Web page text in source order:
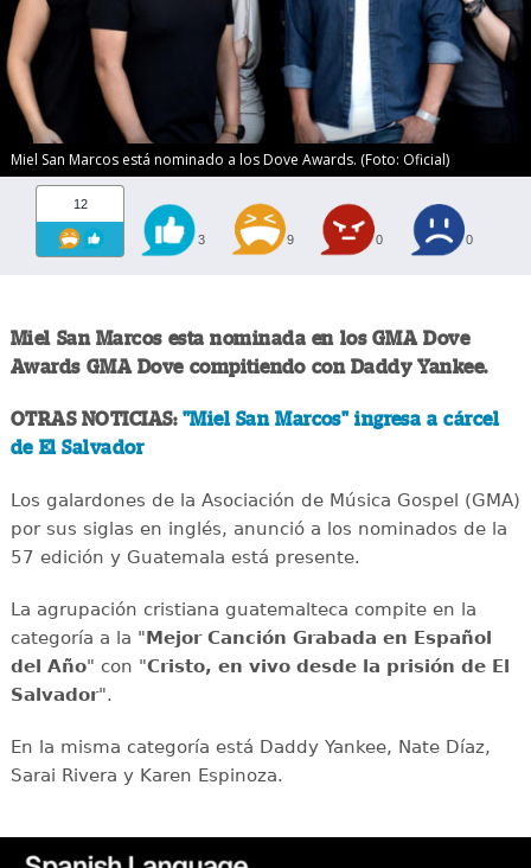
Miel San Marcos está nominado a los Dove Awards. (Foto: Oficial)
12
3 9 0 0
Miel San Marcos esta nominada en los GMA Dove
Awards GMA Dove compitiendo con Daddy Yankee.
OTRAS NOTICIAS: "Miel San Marcos" ingresa a cárcel
de El Salvador
Los galardones de la Asociación de Música Gospel (GMA)
por sus siglas en inglés, anunció a los nominados de la
57 edición y Guatemala está presente.
La agrupación cristiana guatemalteca compite en la
categoría a la "Mejor Canción Grabada en Español
del Año" con "Cristo, en vivo desde la prisión de El
Salvador".
En la misma categoría está Daddy Yankee, Nate Díaz,
Sarai Rivera y Karen Espinoza.